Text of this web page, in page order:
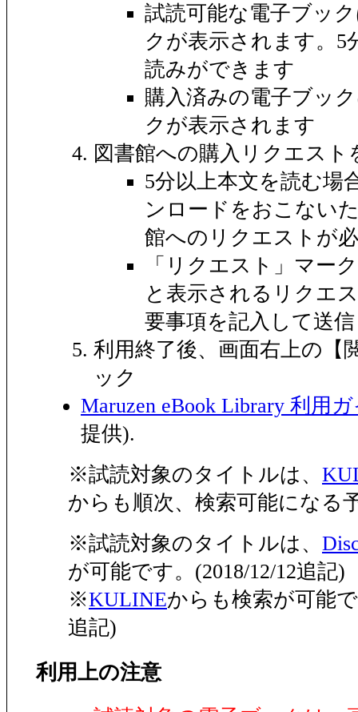
試読可能な電子ブッ
クが表示されます。5
読みができます
購入済みの電子ブッ
クが表示されます
図書館への購入リクエスト
5分以上本文を読む場
ンロードをおこない
館へのリクエストが
「リクエスト」マー
と表示されるリクエ
要事項を記入して送
利用終了後、画面右上の【
ック
Maruzen eBook Library 利用
提供).
※試読対象のタイトルは、
からも順次、検索可能になる
※試読対象のタイトルは、
が可能です。(2018/12/12追記)
※KULINEからも検索が可能
追記)
利用上の注意